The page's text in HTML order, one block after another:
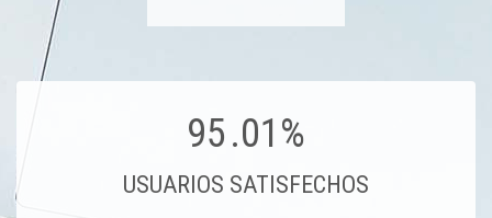
95.01%
USUARIOS SATISFECHOS